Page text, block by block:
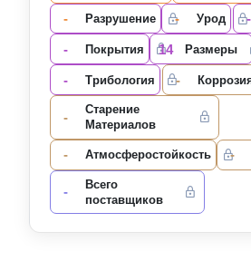
- Разрушение - Урод -
- Покрытия 14 Размеры
- Трибология -
-
Старение
Материалов
- Атмосферостойкость -
-
Всего
поставщиков